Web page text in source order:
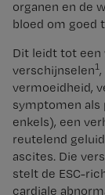
organen en de
bloed om goed
Dit leidt tot een
verschijnselen1
vermoeidheid,
symptomen als
enkels), een
reutelend
ascites. Die
stelt de ESC-
cardiale